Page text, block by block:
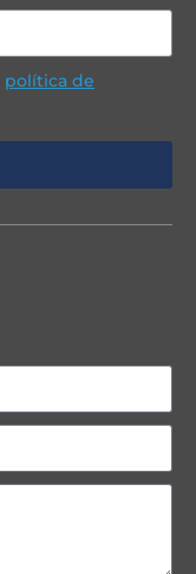
política de